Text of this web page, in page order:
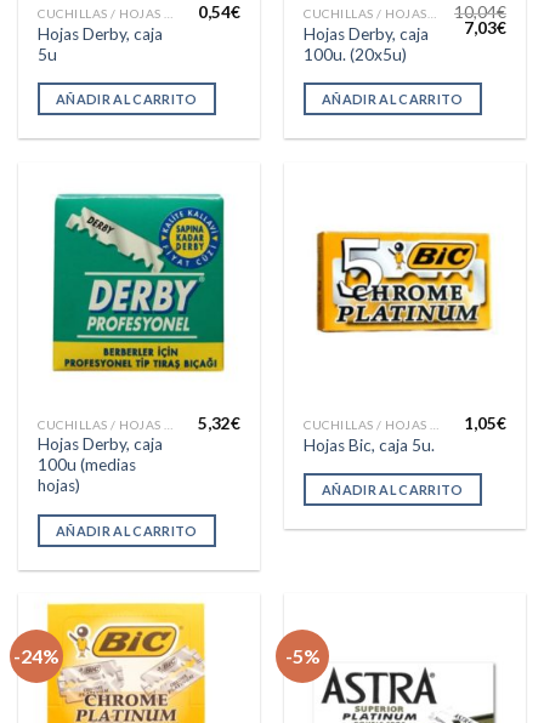
Hojas Derby, caja
5u
0,54€
AÑADIR AL CARRITO
Hojas Derby, caja
100u. (20x5u)
10,04€
El
precio
10,04€.
7,03€El
AÑADIR AL CARRITO
Hojas Derby, caja
100u (medias
hojas)
5,32€
AÑADIR AL CARRITO
Hojas Bic, caja 5u.
1,05€
AÑADIR AL CARRITO
-24% -5%